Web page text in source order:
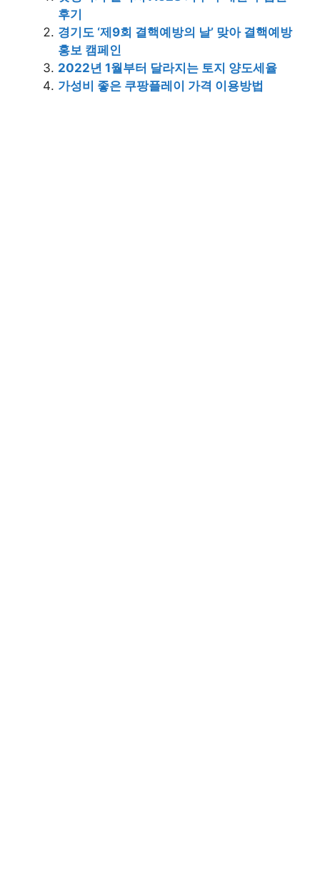
후기
경기도 ‘제9회 결핵예방의 날’ 맞아 결핵예방
홍보 캠페인
2022년 1월부터 달라지는 토지 양도세율
가성비 좋은 쿠팡플레이 가격 이용방법